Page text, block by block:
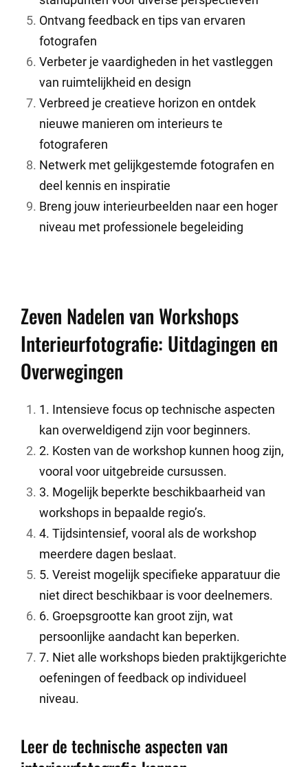
Ontvang feedback en tips van ervaren
fotografen
Verbeter je vaardigheden in het vastleggen
van ruimtelijkheid en design
Verbreed je creatieve horizon en ontdek
nieuwe manieren om interieurs te
fotograferen
Netwerk met gelijkgestemde fotografen en
deel kennis en inspiratie
Breng jouw interieurbeelden naar een hoger
niveau met professionele begeleiding
Zeven Nadelen van Workshops
Interieurfotografie: Uitdagingen en
Overwegingen
1. Intensieve focus op technische aspecten
kan overweldigend zijn voor beginners.
2. Kosten van de workshop kunnen hoog zijn,
vooral voor uitgebreide cursussen.
3. Mogelijk beperkte beschikbaarheid van
workshops in bepaalde regio’s.
4. Tijdsintensief, vooral als de workshop
meerdere dagen beslaat.
5. Vereist mogelijk specifieke apparatuur die
niet direct beschikbaar is voor deelnemers.
6. Groepsgrootte kan groot zijn, wat
persoonlijke aandacht kan beperken.
7. Niet alle workshops bieden praktijkgerichte
oefeningen of feedback op individueel
niveau.
Leer de technische aspecten van